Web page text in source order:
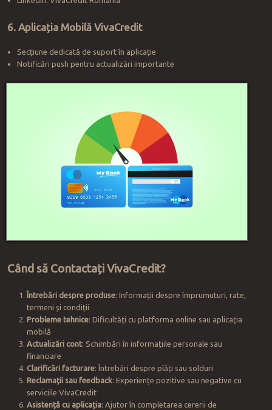
6. Aplicația Mobilă VivaCredit
Secțiune dedicată de suport în aplicație
Notificări push pentru actualizări importante
Când să Contactați VivaCredit?
Întrebări despre produse: Informații despre împrumuturi, rate,
termeni și condiții
Probleme tehnice: Dificultăți cu platforma online sau aplicația
mobilă
Actualizări cont: Schimbări în informațiile personale sau
financiare
Clarificări facturare: Întrebări despre plăți sau solduri
Reclamații sau feedback: Experiențe pozitive sau negative cu
serviciile VivaCredit
Asistență cu aplicația: Ajutor în completarea cererii de